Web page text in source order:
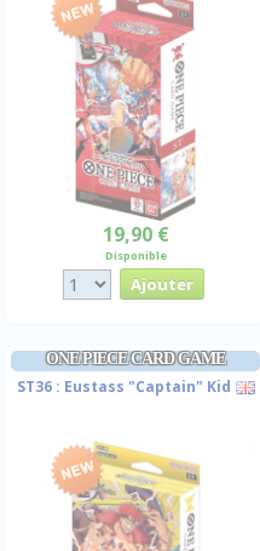
19,90 €
Disponible
ONE PIECE CARD GAME
ST36 : Eustass "Captain" Kid